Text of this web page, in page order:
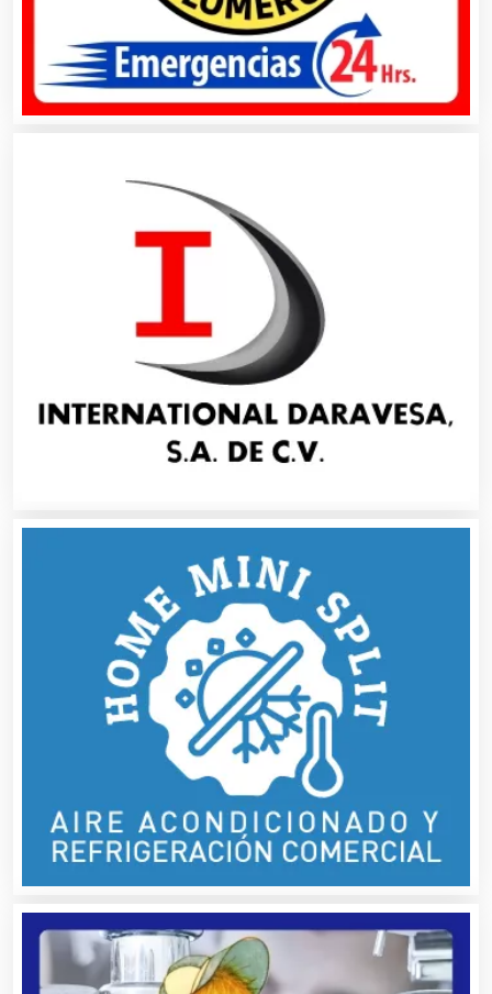
Asesoría Fiscal
Asociaciones Civiles
Asociaciones Empresariales
Audio, Sonido e Iluminación
Autobuses
Automatización
Automóviles Nuevos y Usados
Autopartes Eléctricas